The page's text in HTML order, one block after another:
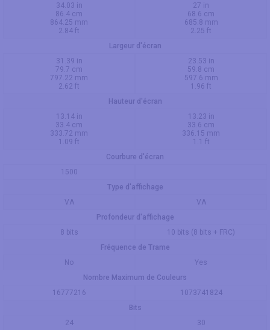
34.03 in
86.4 cm
864.25 mm
2.84 ft
27 in
68.6 cm
685.8 mm
2.25 ft
Largeur d'écran
31.39 in
79.7 cm
797.22 mm
2.62 ft
23.53 in
59.8 cm
597.6 mm
1.96 ft
Hauteur d'écran
13.14 in
33.4 cm
333.72 mm
1.09 ft
13.23 in
33.6 cm
336.15 mm
1.1 ft
Courbure d'écran
1500
Type d'affichage
VA
VA
Profondeur d'affichage
8 bits
10 bits (8 bits + FRC)
Fréquence de Trame
No
Yes
Nombre Maximum de Couleurs
16777216
1073741824
Bits
24
30